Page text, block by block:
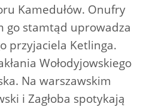
Kamedułów. Onufry
go stamtąd uprowadza
przyjaciela Ketlinga.
Wołodyjowskiego
Na warszawskim
i Zagłoba spotykają